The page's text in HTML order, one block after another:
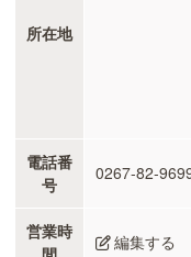
所在地
電話番
号
0267-82-
営業時
編集する